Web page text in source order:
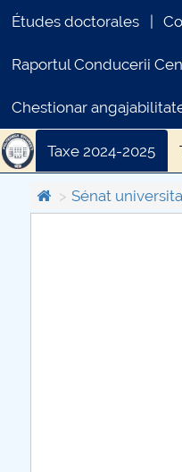
Études doctorales
Raportul Conducerii
Chestionar
Taxe 2024-2025
Sénat